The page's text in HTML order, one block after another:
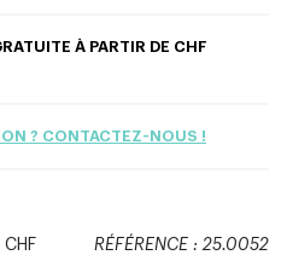
RÉFÉRENCE : 25.0052
À PARTIR DE CHF
? CONTACTEZ-NOUS !